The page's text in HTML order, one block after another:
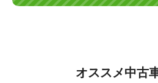
オススメ中古